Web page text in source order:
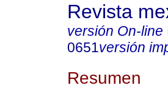
Revista
versión On-line
0651versión
Resumen